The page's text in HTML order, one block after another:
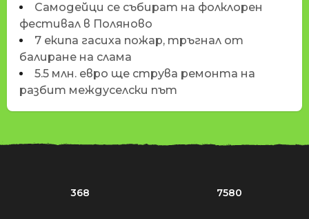
Самодейци се събират на фолклорен
фестивал в Поляново
7 екипа гасиха пожар, тръгнал от
балиране на слама
5.5 млн. евро ще струва ремонта на
разбит междуселски път
368 7580